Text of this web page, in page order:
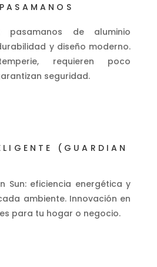
de aluminio
y diseño moderno.
requieren poco
seguridad.
(GUARDIAN
Sun: eficiencia energética y
ambiente. Innovación en
para tu hogar o negocio.